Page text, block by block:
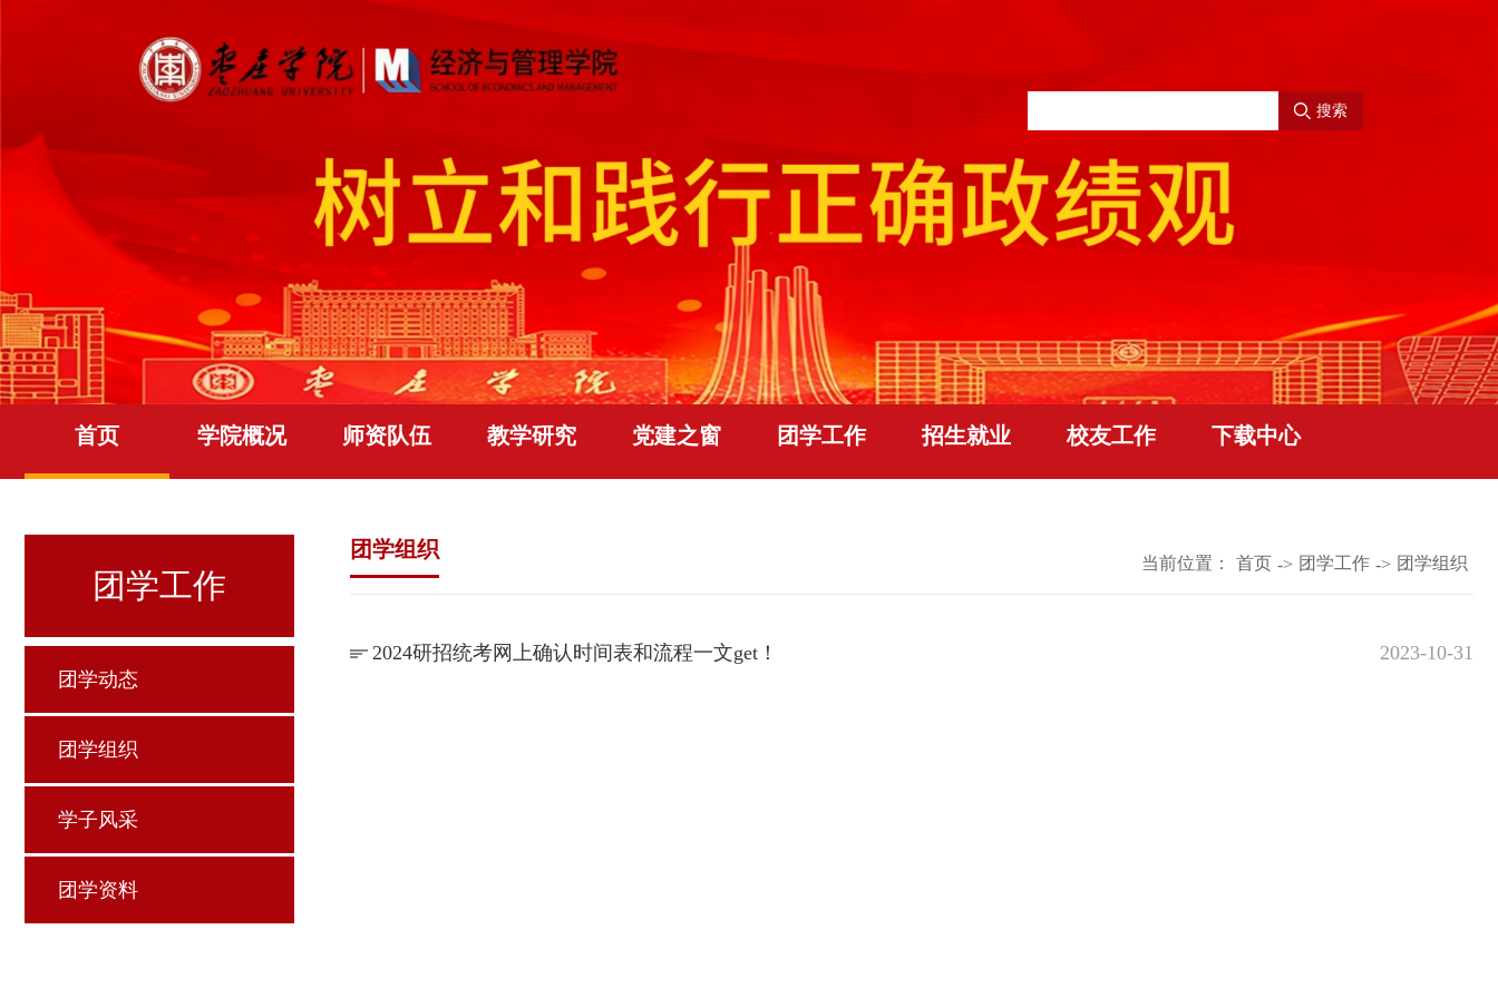
搜索
首页 学院概况 师资队伍 教学研究 党建之窗 团学工作 招生就业 校友工作 下载中心
团学工作
团学动态
团学组织
学子风采
团学资料
团学组织
当前位置： 首页 -> 团学工作 -> 团学组织
2024研招统考网上确认时间表和流程一文get！ 2023-10-31